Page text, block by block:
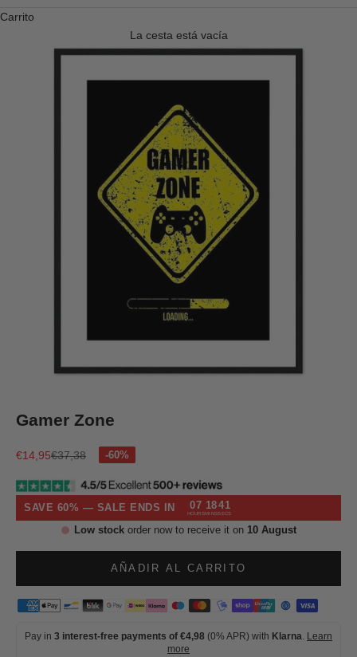
Carrito
La cesta está vacía
Gamer Zone
Precio de oferta
€14,95Precio normal
€37,38
SAVE 60% — SALE ENDS IN 07
HOURS
18
MINS
41
SECS
Low stockorder now to receive it on 10 August
AÑADIR AL CARRITO
Pay in 3 interest-free payments of €4,98 (0% APR) with Klarna. Learn
more